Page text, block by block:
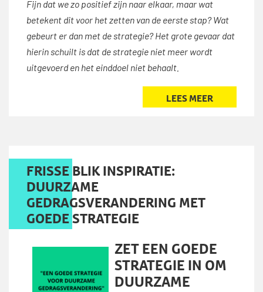
Fijn dat we zo positief zijn naar elkaar, maar wat
betekent dit voor het zetten van de eerste stap? Wat
gebeurt er dan met de strategie? Het grote gevaar dat
hierin schuilt is dat de strategie niet meer wordt
uitgevoerd en het einddoel niet behaalt.
LEES MEER
FRISSE BLIK INSPIRATIE:
DUURZAME
GEDRAGSVERANDERING MET
GOEDE STRATEGIE
ZET EEN GOEDE
STRATEGIE IN OM
DUURZAME